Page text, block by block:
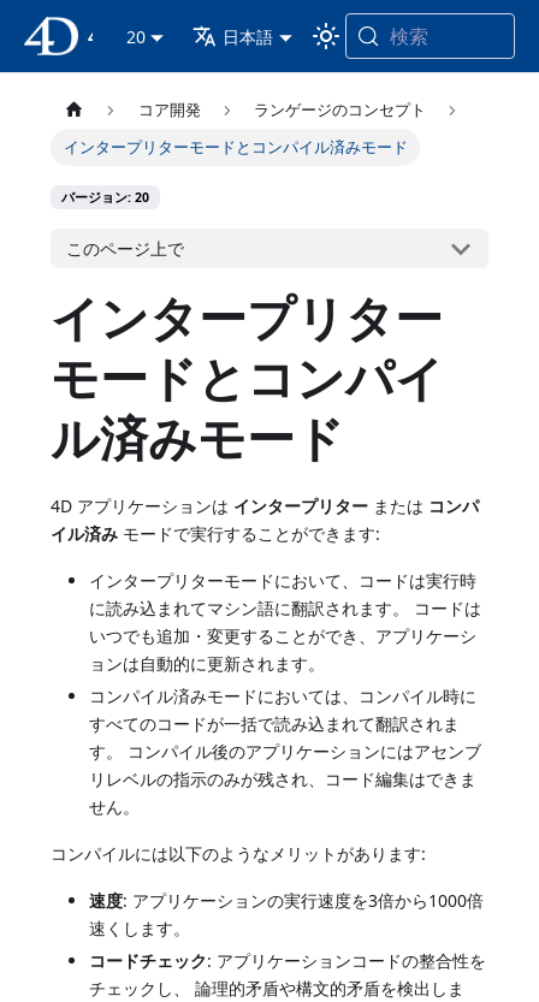
20 日本語 検索
コア開発
ランゲージのコンセプト
インタープリターモードとコンパイル済みモード
バージョン: 20
このページ上で
インタープリター
モードとコンパイ
ル済みモード
4D アプリケーションは インタープリター または コンパ
イル済み モードで実行することができます:
インタープリターモードにおいて、コードは実行時
に読み込まれてマシン語に翻訳されます。 コードは
いつでも追加・変更することができ、アプリケーシ
ョンは自動的に更新されます。
コンパイル済みモードにおいては、コンパイル時に
すべてのコードが一括で読み込まれて翻訳されま
す。 コンパイル後のアプリケーションにはアセンブ
リレベルの指示のみが残され、コード編集はできま
せん。
コンパイルには以下のようなメリットがあります:
速度: アプリケーションの実行速度を3倍から1000倍
速くします。
コードチェック: アプリケーションコードの整合性を
チェックし、 論理的矛盾や構文的矛盾を検出しま